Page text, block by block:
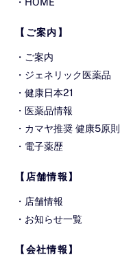
【ご案内】
・ ご案内
・ ジェネリック医薬品
・健康日本21
・医薬品情報
・ カマヤ推奨 健康5原則
・ 電子薬歴
【店舗情報】
・ 店舗情報
・ お知らせ一覧
【会社情報】